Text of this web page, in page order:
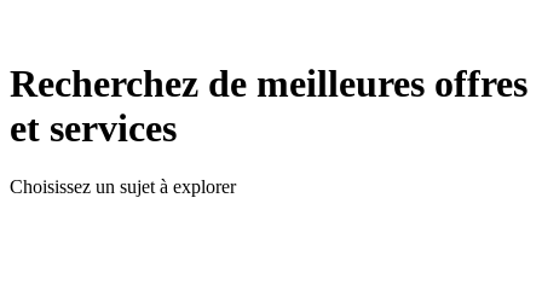
Recherchez de meilleures offres
et services
Choisissez un sujet à explorer